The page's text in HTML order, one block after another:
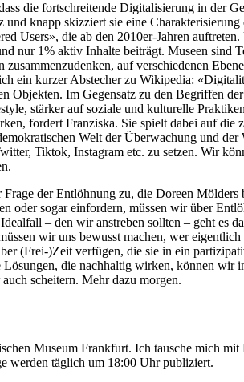
die fortschreitende Digitalisierung in der
knapp skizziert sie eine
Users», die ab den 2010er-Jahren
nur 1% aktiv Inhalte beiträgt. Museen
auf verschiedenen
ein kurzer Abstecher zu Wikipedia:
Objekten. Im Gegensatz zu den Begriffen
stärker auf soziale und kulturelle
fordert Franziska. Sie spielt dabei auf
Welt der Überwachung und
Tiktok, Instagram etc. zu setzen. Wir
der Entlöhnung zu, die Doreen
oder sogar einfordern, müssen wir über
– den wir anstreben sollten – geht es
wir uns bewusst machen, wer
(Frei-)Zeit verfügen, die sie in ein
die nachhaltig wirken, können
scheitern. Mehr dazu morgen.
Museum Frankfurt. Ich tausche mich
werden täglich um 18:00 Uhr publiziert.